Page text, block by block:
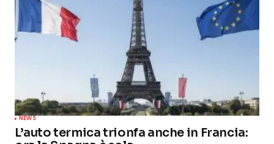
NEWS
L’auto termica trionfa anche in Francia: